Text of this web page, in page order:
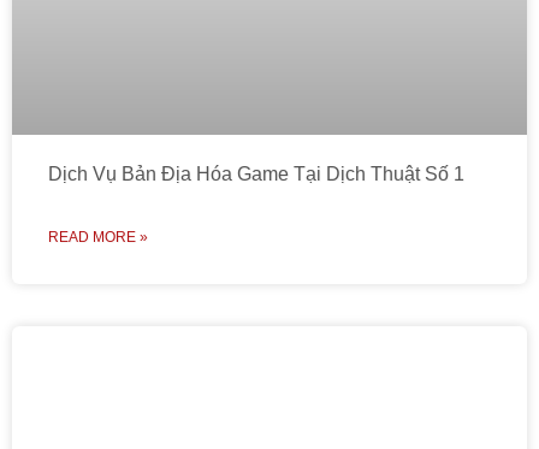
Dịch Vụ Bản Địa Hóa Game Tại Dịch Thuật Số 1
READ MORE »